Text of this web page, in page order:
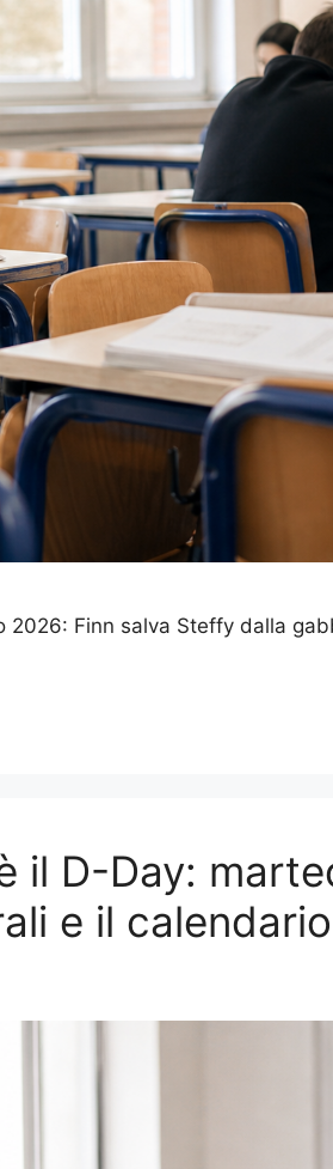
2026: Finn salva Steffy dalla
il D-Day:
e il